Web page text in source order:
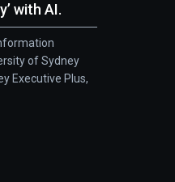
with AI.
of Sydney
Executive Plus,